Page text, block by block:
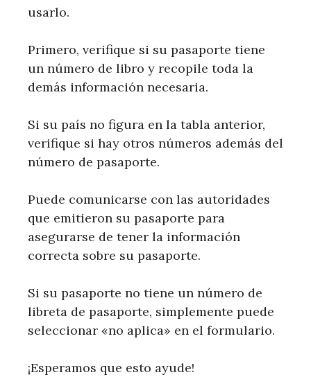
usarlo.
Primero, verifique si su pasaporte tiene
un número de libro y recopile toda la
demás información necesaria.
Si su país no figura en la tabla anterior,
verifique si hay otros números además del
número de pasaporte.
Puede comunicarse con las autoridades
que emitieron su pasaporte para
asegurarse de tener la información
correcta sobre su pasaporte.
Si su pasaporte no tiene un número de
libreta de pasaporte, simplemente puede
seleccionar «no aplica» en el formulario.
¡Esperamos que esto ayude!